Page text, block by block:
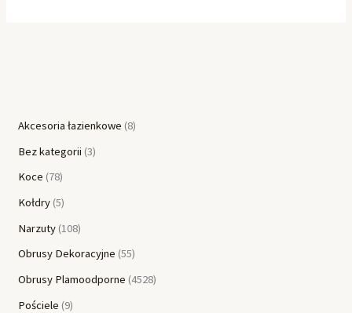
Akcesoria łazienkowe 8
Bez kategorii 3
Koce 78
Kołdry 5
Narzuty 108
Obrusy Dekoracyjne 55
Obrusy Plamoodporne 4528
Pościele 9